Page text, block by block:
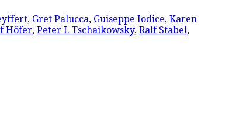
, Gret Palucca, Guiseppe Iodice, Karen
Höfer, Peter I. Tschaikowsky, Ralf Stabel,